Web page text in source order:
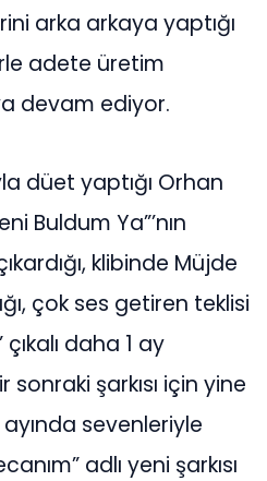
arka arkaya yaptığı
adete üretim
devam ediyor.
düet yaptığı Orhan
Buldum Ya”’nın
klibinde Müjde
çok ses getiren teklisi
daha 1 ay
şarkısı için yine
sevenleriyle
adlı yeni şarkısı